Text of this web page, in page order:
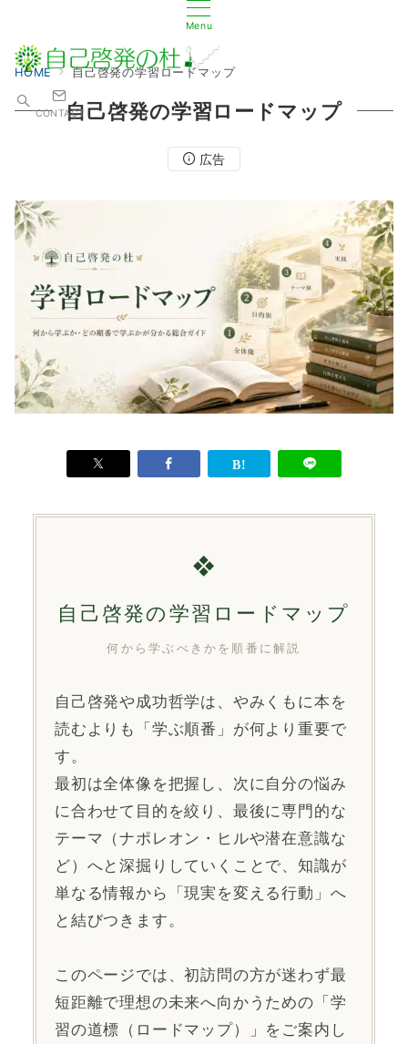
Menu
CONTACT
HOME 自己啓発の学習ロードマップ
自己啓発の学習ロードマップ
広告
❖
自己啓発の学習ロードマップ
何から学ぶべきかを順番に解説
自己啓発や成功哲学は、やみくもに本を
読むよりも「学ぶ順番」が何より重要で
す。
最初は全体像を把握し、次に自分の悩み
に合わせて目的を絞り、最後に専門的な
テーマ（ナポレオン・ヒルや潜在意識な
ど）へと深掘りしていくことで、知識が
単なる情報から「現実を変える行動」へ
と結びつきます。
このページでは、初訪問の方が迷わず最
短距離で理想の未来へ向かうための「学
習の道標（ロードマップ）」をご案内し